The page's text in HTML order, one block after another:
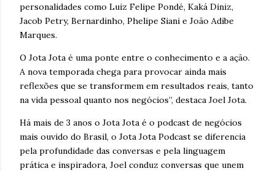
personalidades como Luiz Felipe Pondé, Kaká Diniz,
Jacob Petry, Bernardinho, Phelipe Siani e João Adibe
Marques.
O Jota Jota é uma ponte entre o conhecimento e a ação.
A nova temporada chega para provocar ainda mais
reflexões que se transformem em resultados reais, tanto
na vida pessoal quanto nos negócios”, destaca Joel Jota.
Há mais de 3 anos o Jota Jota é o podcast de negócios
mais ouvido do Brasil, o Jota Jota Podcast se diferencia
pela profundidade das conversas e pela linguagem
prática e inspiradora, Joel conduz conversas que unem